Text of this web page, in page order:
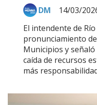
El intendente de
pronunciamiento
Municipios y
caída de recursos
más
14/03/
DM